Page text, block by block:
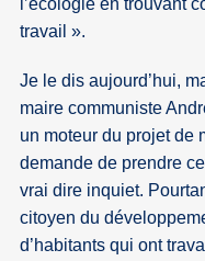
travail ».
Je le dis aujourd’hui,
maire communiste
un moteur du projet de
demande de prendre
vrai dire inquiet.
citoyen du
d’habitants qui ont